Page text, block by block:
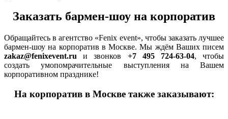
Заказать бармен-шоу на корпоратив
Обращайтесь в агентство «Fenix event», чтобы заказать лучшее
бармен-шоу на корпоратив в Москве. Мы ждём Ваших писем
zakaz@fenixevent.ru и звонков +7 495 724-63-04, чтобы
создать умопомрачительные выступления на Вашем
корпоративном празднике!
На корпоратив в Москве также заказывают: